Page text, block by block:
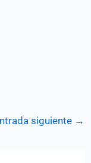
siguiente →